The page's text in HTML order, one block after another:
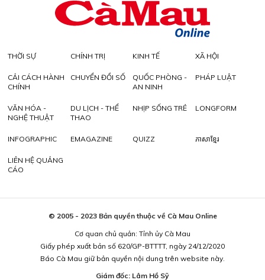
THỜI SỰ CHÍNH TRỊ KINH TẾ XÃ HỘI
CẢI CÁCH HÀNH
CHÍNH
CHUYỂN ĐỔI SỐ
QUỐC PHÒNG -
AN NINH
PHÁP LUẬT
VĂN HÓA -
NGHỆ THUẬT
DU LỊCH - THỂ
THAO
NHỊP SỐNG TRẺ LONGFORM
INFOGRAPHIC EMAGAZINE QUIZZ ភាសាខ្មែរ
LIÊN HỆ QUẢNG
CÁO
© 2005 - 2023 Bản quyền thuộc về Cà Mau Online
Cơ quan chủ quản: Tỉnh ủy Cà Mau
Giấy phép xuất bản số 620/GP-BTTTT, ngày 24/12/2020
Báo Cà Mau giữ bản quyền nội dung trên website này.
Giám đốc: Lâm Hồ Sỹ